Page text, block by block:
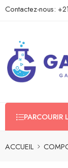
Contactez-nous:
PARCOURIR
ACCUEIL